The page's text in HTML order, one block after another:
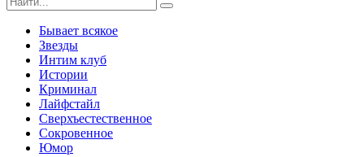
Бывает всякое
Звезды
Интим клуб
Истории
Криминал
Лайфстайл
Сверхъестественное
Сокровенное
Юмор